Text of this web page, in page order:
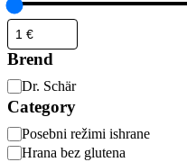
Brend
Dr. Schär
Category
Posebni režimi ishrane
Hrana bez glutena